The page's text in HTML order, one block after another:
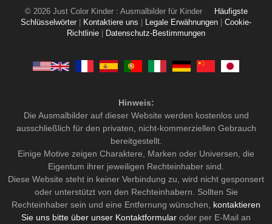
© 2026 Just Color Kinder : Ausmalbilder für Kinder
Häufigste
Schlüsselwörter
Kontaktiere uns Legale Erwähnungen
Cookie-
Richtlinie
Datenschutz-Bestimmungen
Hinweis:
Die Ausmalbilder auf dieser Website werden kostenlos und
ausschließlich für den privaten, nicht-kommerziellen Gebrauch
bereitgestellt.
Einige Motive zeigen Charaktere, Marken oder Universen, die
Eigentum ihrer jeweiligen Rechteinhaber sind.
Diese Website steht in keiner Verbindung zu, wird nicht gesponsert
oder unterstützt von den Rechteinhabern. Sollten Sie
Rechteinhaber sein und eine Entfernung wünschen, kontaktieren
Sie uns bitte über unser Kontaktformular oder per E-Mail an